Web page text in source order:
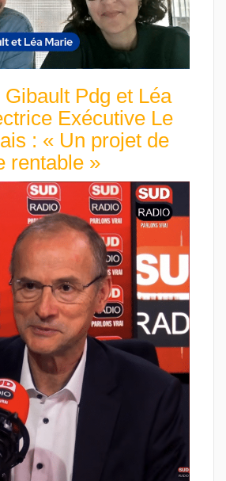
Pdg et Léa
Exécutive Le
: « Un projet de
rentable »